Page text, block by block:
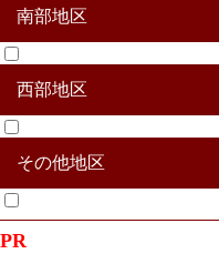
真庭市
津山市
美作市
真庭郡新庄村
苫田郡鏡野町
勝田郡勝央町
勝田郡奈義町
英田郡西粟倉村
久米郡久米南町
久米郡美咲町
南部地区
赤磐市
玉野市
瀬戸内市
備前市
加賀郡吉備中央町
和気郡和気町
西部地区
新見市
高梁市
井原氏
総社市
笠岡市
浅口市
倉敷市
小田郡矢掛町
浅口郡里庄町
都窪郡早島町
その他地区
その他合併地区
PR